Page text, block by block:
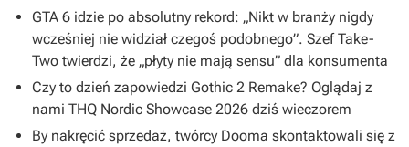
GTA 6 idzie po absolutny rekord: „Nikt w branży nigdy
wcześniej nie widział czegoś podobnego”. Szef Take-
Two twierdzi, że „płyty nie mają sensu” dla konsumenta
Czy to dzień zapowiedzi Gothic 2 Remake? Oglądaj z
nami THQ Nordic Showcase 2026 dziś wieczorem
By nakręcić sprzedaż, twórcy Dooma skontaktowali się z